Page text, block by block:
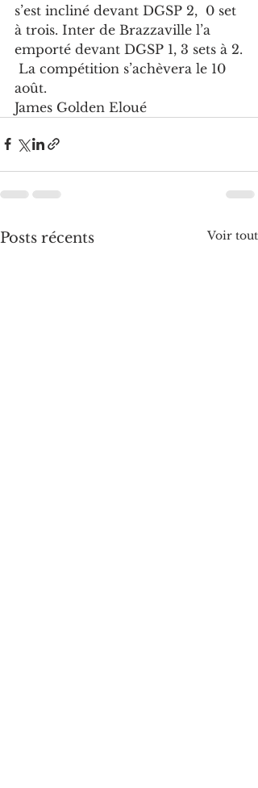
s’est incliné devant DGSP 2,  0 set
à trois. Inter de Brazzaville l’a
emporté devant DGSP 1, 3 sets à 2.
La compétition s’achèvera le 10
août.
James Golden Eloué
Posts récents Voir tout